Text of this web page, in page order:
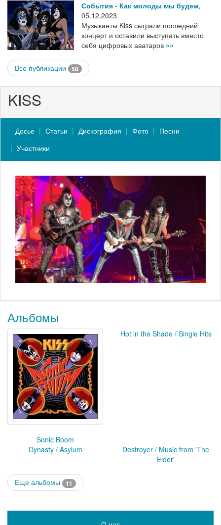
События - Как молоды мы будем,
05.12.2023
Музыканты Kiss сыграли последний
концерт и оставили выступать вместо
себя цифровых аватаров »»
Все публикации 58
KISS
Досье Статьи Дискография Фото
Песни
Участники
Альбомы
Sonic Boom
Hot in the Shade / Single Hits
Dynasty / Asylum
Destroyer / Music from 'The
Elder'
Еще альбомы 11